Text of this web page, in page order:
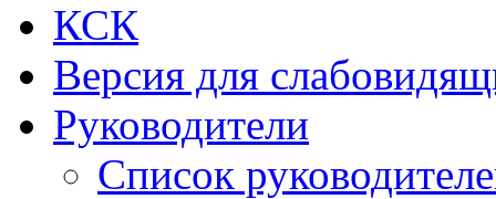
КСК
Версия для
Руководители
Список